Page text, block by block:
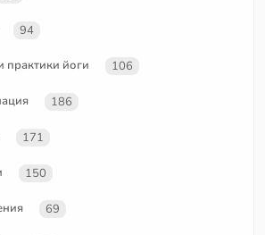
94
практики йоги 106
186
171
150
69